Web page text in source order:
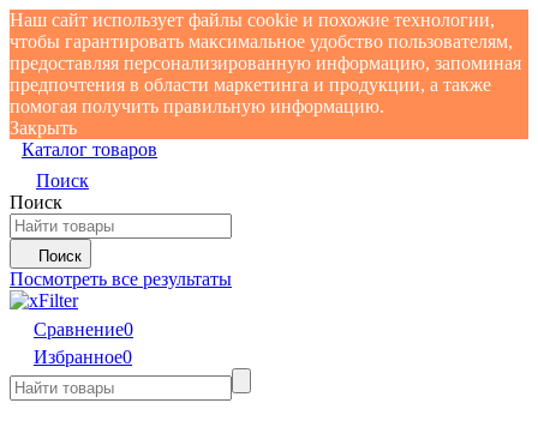
Наш сайт использует файлы cookie и похожие технологии,
чтобы гарантировать максимальное удобство пользователям,
предоставляя персонализированную информацию, запоминая
предпочтения в области маркетинга и продукции, а также
помогая получить правильную информацию.
Закрыть
Каталог товаров
Поиск
Поиск
Поиск
Посмотреть все результаты
Сравнение0
Избранное0